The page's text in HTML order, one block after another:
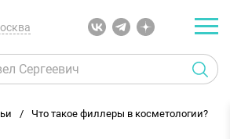
Что такое филлеры в косметологии?